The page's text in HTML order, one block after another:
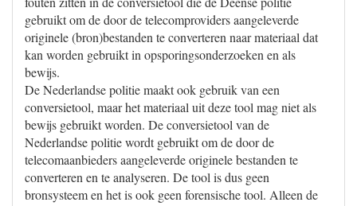
gebruikt om de door de telecomproviders aangeleverde
originele (bron)bestanden te converteren naar materiaal dat
kan worden gebruikt in opsporingsonderzoeken en als
bewijs.
De Nederlandse politie maakt ook gebruik van een
conversietool, maar het materiaal uit deze tool mag niet als
bewijs gebruikt worden. De conversietool van de
Nederlandse politie wordt gebruikt om de door de
telecomaanbieders aangeleverde originele bestanden te
converteren en te analyseren. De tool is dus geen
bronsysteem en het is ook geen forensische tool. Alleen de